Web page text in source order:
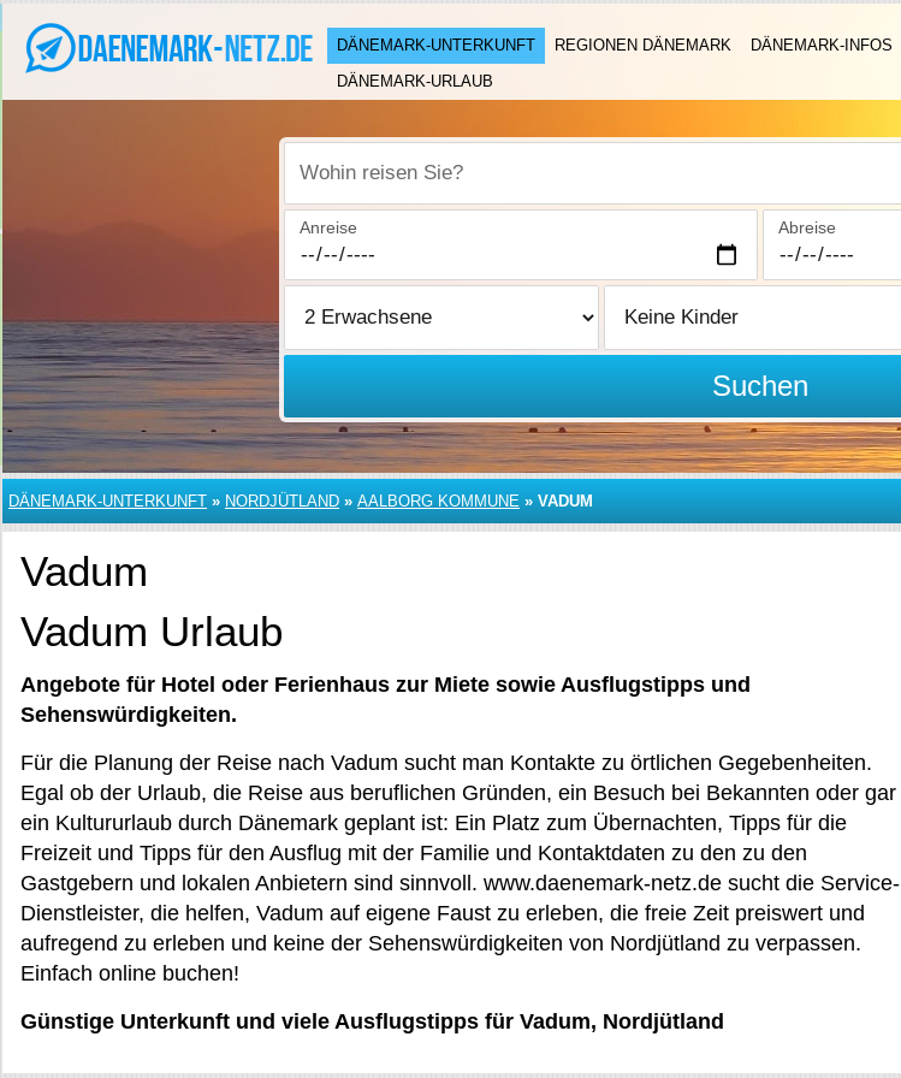
DÄNEMARK-UNTERKUNFT REGIONEN DÄNEMARK
DÄNEMARK-INFOS
DÄNEMARK-URLAUB
Wohin reisen Sie?
Anreise Abreise
Suchen
DÄNEMARK-UNTERKUNFT » NORDJÜTLAND » AALBORG KOMMUNE » VADUM
Vadum
Vadum Urlaub
Angebote für Hotel oder Ferienhaus zur Miete sowie Ausflugstipps und
Sehenswürdigkeiten.
Für die Planung der Reise nach Vadum sucht man Kontakte zu örtlichen Gegebenheiten.
Egal ob der Urlaub, die Reise aus beruflichen Gründen, ein Besuch bei Bekannten oder gar
ein Kultururlaub durch Dänemark geplant ist: Ein Platz zum Übernachten, Tipps für die
Freizeit und Tipps für den Ausflug mit der Familie und Kontaktdaten zu den zu den
Gastgebern und lokalen Anbietern sind sinnvoll. www.daenemark-netz.de sucht die Service-
Dienstleister, die helfen, Vadum auf eigene Faust zu erleben, die freie Zeit preiswert und
aufregend zu erleben und keine der Sehenswürdigkeiten von Nordjütland zu verpassen.
Einfach online buchen!
Günstige Unterkunft und viele Ausflugstipps für Vadum, Nordjütland